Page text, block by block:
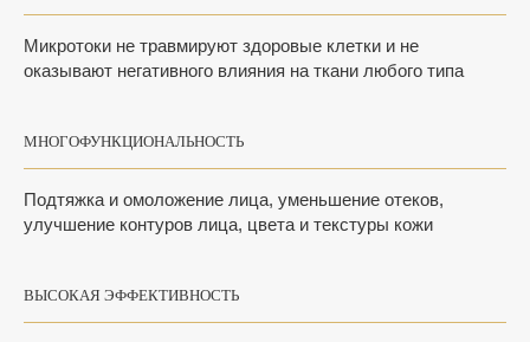
Микротоки не травмируют здоровые клетки и не
оказывают негативного влияния на ткани любого типа
МНОГОФУНКЦИОНАЛЬНОСТЬ
Подтяжка и омоложение лица, уменьшение отеков,
улучшение контуров лица, цвета и текстуры кожи
ВЫСОКАЯ ЭФФЕКТИВНОСТЬ